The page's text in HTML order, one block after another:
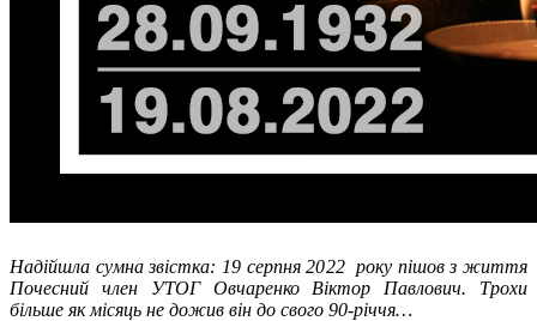
Підприємства УТОГ
Рекорди УТОГ
Видання УТОГ
Звіти
Посилання сторінок УТОГ
Контакти
Навчальні програми
Для абітурієнтів
Українська жестова мова
Географія
Надійшла сумна звістка: 19 серпня 2022 року пішов з життя
Почесний член УТОГ Овчаренко Віктор Павлович. Трохи
більше як місяць не дожив він до свого 90-річчя…